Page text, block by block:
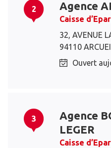
2 Agence
Caisse
32, AVENUE
94110
Ouvert
3
Agence
LEGER
Caisse